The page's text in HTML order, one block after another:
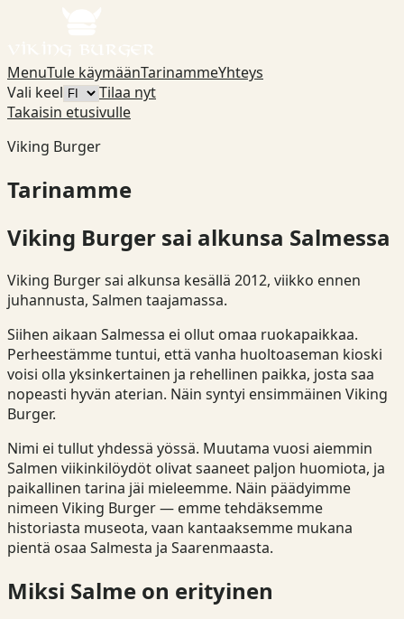
MenuTule käymäänTarinammeYhteys
Vali keel
Tilaa nyt
Takaisin etusivulle
Viking Burger
Tarinamme
Viking Burger sai alkunsa Salmessa
Viking Burger sai alkunsa kesällä 2012, viikko ennen
juhannusta, Salmen taajamassa.
Siihen aikaan Salmessa ei ollut omaa ruokapaikkaa.
Perheestämme tuntui, että vanha huoltoaseman kioski
voisi olla yksinkertainen ja rehellinen paikka, josta saa
nopeasti hyvän aterian. Näin syntyi ensimmäinen Viking
Burger.
Nimi ei tullut yhdessä yössä. Muutama vuosi aiemmin
Salmen viikinkilöydöt olivat saaneet paljon huomiota, ja
paikallinen tarina jäi mieleemme. Näin päädyimme
nimeen Viking Burger — emme tehdäksemme
historiasta museota, vaan kantaaksemme mukana
pientä osaa Salmesta ja Saarenmaasta.
Miksi Salme on erityinen